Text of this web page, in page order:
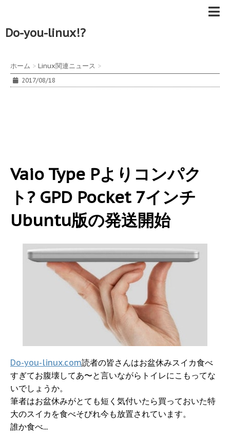
Do-you-linux!?
ホーム > Linux関連ニュース >
2017/08/18
Vaio Type Pよりコンパク
ト? GPD Pocket 7インチ
Ubuntu版の発送開始
Do-you-linux.com読者の皆さんはお盆休みスイカ食べ
すぎてお腹壊してあ〜と言いながらトイレにこもってな
いでしょうか。
筆者はお盆休みがとても短く気付いたら買っておいた特
大のスイカを食べそびれ今も放置されています。
誰か食べ...